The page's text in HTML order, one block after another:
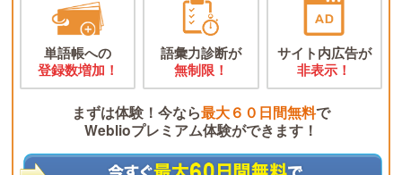
単語帳への
登録数増加！
語彙力診断が
無制限！
サイト内広告が
非表示！
まずは体験！今なら最大６０日間無料で
Weblioプレミアム体験ができます！